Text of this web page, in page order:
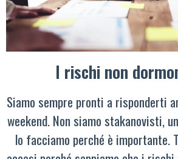
I rischi non
Siamo sempre pronti a risponderti
weekend. Non siamo stakanovisti,
lo facciamo perché è importante.